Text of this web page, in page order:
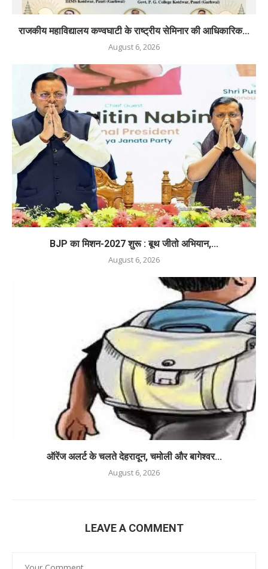
राजकीय महाविद्यालय कण्वघाटी के राष्ट्रीय सेमिनार की आधिकारिक...
August 6, 2026
BJP का मिशन-2027 शुरू : बूथ जीतो अभियान,...
August 6, 2026
ऑरेंज अलर्ट के चलते देहरादून, चमोली और बागेश्वर...
August 6, 2026
LEAVE A COMMENT